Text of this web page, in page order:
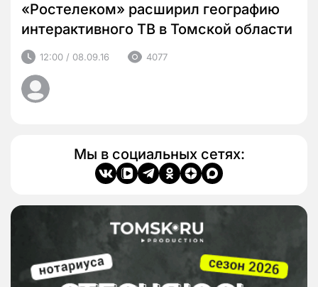
«Ростелеком» расширил географию
интерактивного ТВ в Томской области
12:00 / 08.09.16 4077
Мы в социальных сетях: